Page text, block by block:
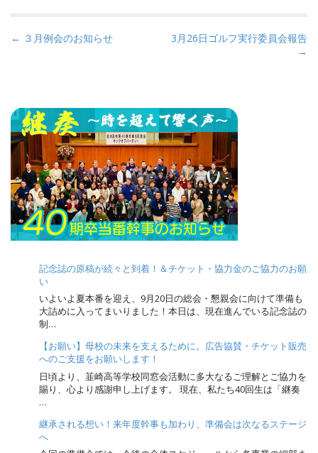
P
n
a
v
g
a
t
i
← ３月例会のお知らせ
3月26日ゴルフ実行委員会報告
→
記念誌の原稿が続々と到着！＆チケット・協力金のご協力のお願
い
いよいよ夏本番を迎え、9月20日の総会・懇親会に向けて準備も
大詰めに入ってまいりました！本日は、現在進んでいる記念誌の
制…
【お願い】母校の未来を支えるために。広告協賛・チケット販売
へのご支援をお願いします！
日頃より、韮崎高等学校同窓会活動に多大なるご理解とご協力を
賜り、心より感謝申し上げます。 現在、私たち40回生は「継奏
…
継承される想い！来年度幹事も加わり、準備会は次なるステージ
へ